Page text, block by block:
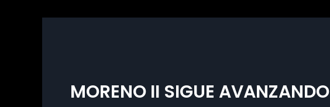
MORENO II SIGUE AVANZANDO